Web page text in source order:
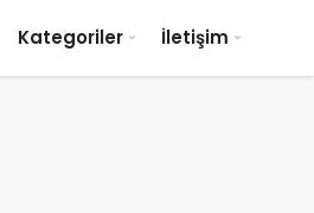
Kategoriler İletişim